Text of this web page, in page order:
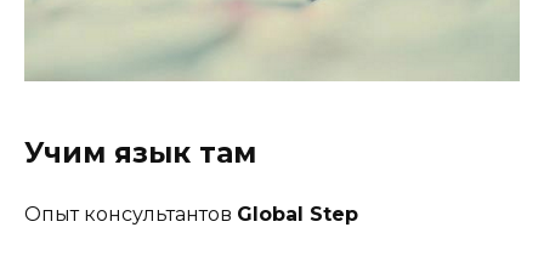
Учим язык там
Опыт консультантов Global Step